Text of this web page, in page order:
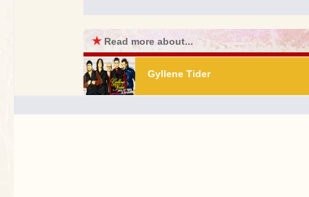
★ Read more about...
Gyllene Tider